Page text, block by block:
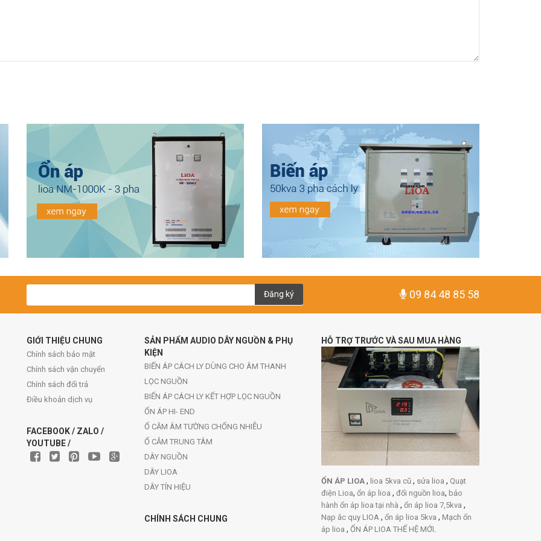
Đăng ký 09 84 48 85 58
GIỚI THIỆU CHUNG
Chính sách bảo mật
Chính sách vận chuyển
Chính sách đổi trả
Điều khoản dịch vụ
FACEBOOK / ZALO /
YOUTUBE /
SẢN PHẨM AUDIO DÂY NGUỒN & PHỤ
KIỆN
BIẾN ÁP CÁCH LY DÙNG CHO ÂM THANH
LỌC NGUỒN
BIẾN ÁP CÁCH LY KẾT HỢP LỌC NGUỒN
ỔN ÁP HI- END
Ổ CĂM ÂM TƯỜNG CHỐNG NHIỄU
Ổ CẮM TRUNG TÂM
DÂY NGUỒN
DÂY LIOA
DÂY TÍN HIỆU
CHÍNH SÁCH CHUNG
HỖ TRỢ TRƯỚC VÀ SAU MUA HÀNG
ỔN ÁP LIOA , lioa 5kva cũ , sửa lioa , Quạt
điện Lioa, ổn áp lioa , đổi nguồn lioa, bảo
hành ổn áp lioa tại nhà , ổn áp lioa 7,5kva ,
Nạp ắc quy LIOA , ổn áp lioa 5kva , Mạch ổn
áp lioa , ỔN ÁP LIOA THẾ HỆ MỚI